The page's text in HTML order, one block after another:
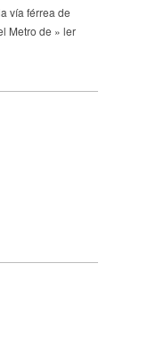
vía férrea de
Metro de » ler